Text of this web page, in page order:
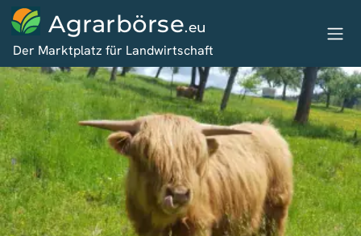
Agrarbörse.eu
Der Marktplatz für Landwirtschaft